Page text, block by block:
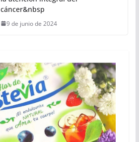
cáncer&nbsp
9 de junio de 2024